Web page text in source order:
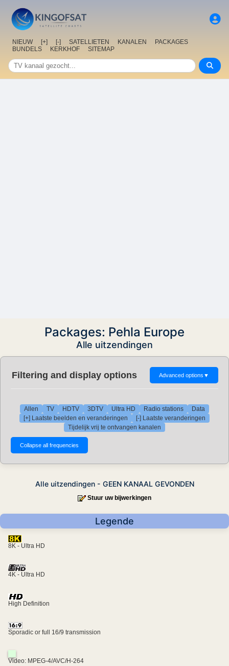
NIEUW [+] [-] SATELLIETEN KANALEN
PACKAGES
BUNDELS
KERKHOF SITEMAP
Packages: Pehla Europe
Alle uitzendingen
Filtering and display options Advanced options ▼
Allen TV HDTV 3DTV Ultra HD Radio stations
Data
[+] Laatste beelden en veranderingen
[-] Laatste veranderingen
Tijdelijk vrij te ontvangen kanalen
Alle uitzendingen - GEEN KANAAL GEVONDEN
Stuur uw bijwerkingen
Legende
8K - Ultra HD
4K - Ultra HD
High Definition
Sporadic or full 16/9 transmission
Video: MPEG-4/AVC/H-264